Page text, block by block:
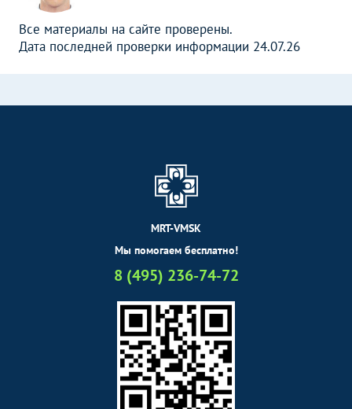
Все материалы на сайте проверены.
Дата последней проверки информации 24.07.26
MRT-VMSK
Мы помогаем бесплатно!
8 (495) 236-74-72